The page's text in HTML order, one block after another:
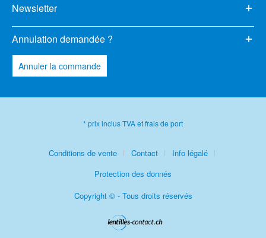
Newsletter
Annulation demandée ?
Annuler la commande
* prix inclus TVA et frais de port
Conditions de vente Contact
Info légalé
Protection des donnés
Copyright © - Tous droits réservés